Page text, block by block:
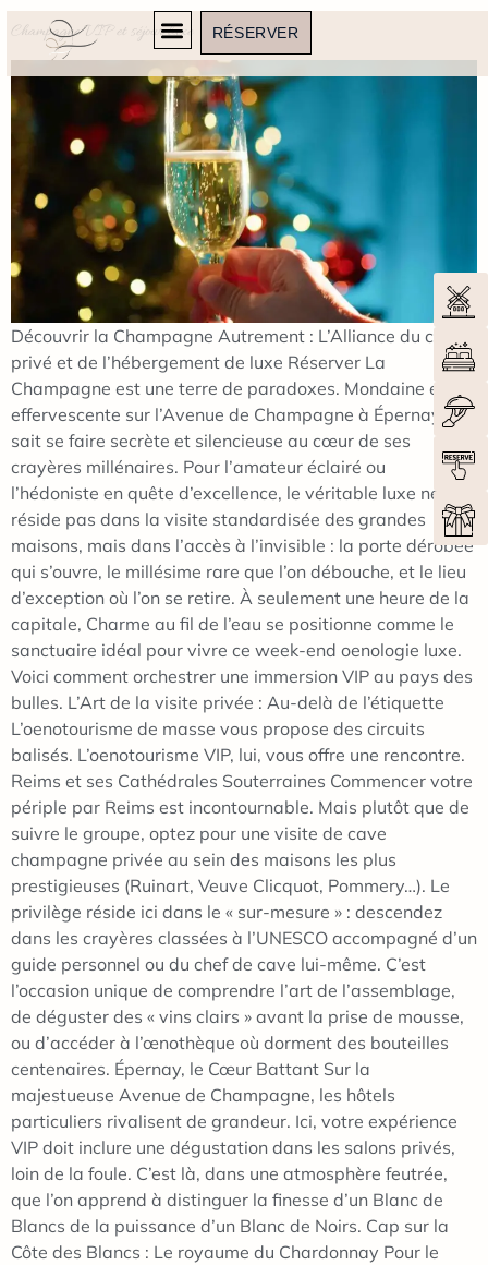
RÉSERVER
Champagne VIP et séjour luxe
Découvrir la Champagne Autrement : L’Alliance du circuit
privé et de l’hébergement de luxe Réserver La
Champagne est une terre de paradoxes. Mondaine et
effervescente sur l’Avenue de Champagne à Épernay, elle
sait se faire secrète et silencieuse au cœur de ses
crayères millénaires. Pour l’amateur éclairé ou
l’hédoniste en quête d’excellence, le véritable luxe ne
réside pas dans la visite standardisée des grandes
maisons, mais dans l’accès à l’invisible : la porte dérobée
qui s’ouvre, le millésime rare que l’on débouche, et le lieu
d’exception où l’on se retire. À seulement une heure de la
capitale, Charme au fil de l’eau se positionne comme le
sanctuaire idéal pour vivre ce week-end oenologie luxe.
Voici comment orchestrer une immersion VIP au pays des
bulles. L’Art de la visite privée : Au-delà de l’étiquette
L’oenotourisme de masse vous propose des circuits
balisés. L’oenotourisme VIP, lui, vous offre une rencontre.
Reims et ses Cathédrales Souterraines Commencer votre
périple par Reims est incontournable. Mais plutôt que de
suivre le groupe, optez pour une visite de cave
champagne privée au sein des maisons les plus
prestigieuses (Ruinart, Veuve Clicquot, Pommery…). Le
privilège réside ici dans le « sur-mesure » : descendez
dans les crayères classées à l’UNESCO accompagné d’un
guide personnel ou du chef de cave lui-même. C’est
l’occasion unique de comprendre l’art de l’assemblage,
de déguster des « vins clairs » avant la prise de mousse,
ou d’accéder à l’œnothèque où dorment des bouteilles
centenaires. Épernay, le Cœur Battant Sur la
majestueuse Avenue de Champagne, les hôtels
particuliers rivalisent de grandeur. Ici, votre expérience
VIP doit inclure une dégustation dans les salons privés,
loin de la foule. C’est là, dans une atmosphère feutrée,
que l’on apprend à distinguer la finesse d’un Blanc de
Blancs de la puissance d’un Blanc de Noirs. Cap sur la
Côte des Blancs : Le royaume du Chardonnay Pour le